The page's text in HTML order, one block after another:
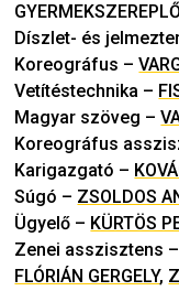
Díszlet- és
Koreográfus –
Vetítéstechnika –
Magyar szöveg –
Koreográfus
Karigazgató –
Súgó – ZSOLDOS
Ügyelő – KÜRTÖS
Zenei asszisztens –
FLÓRIÁN GERGELY,